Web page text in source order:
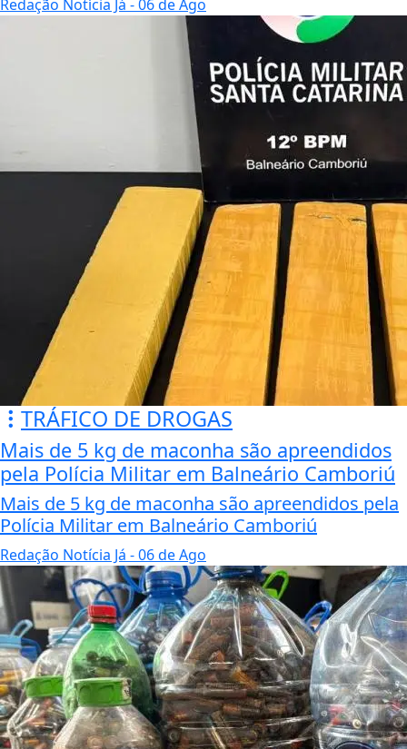
Redação Notícia Já - 06 de Ago
TRÁFICO DE DROGAS
Mais de 5 kg de maconha são apreendidos
pela Polícia Militar em Balneário Camboriú
Mais de 5 kg de maconha são apreendidos pela
Polícia Militar em Balneário Camboriú
Redação Notícia Já - 06 de Ago